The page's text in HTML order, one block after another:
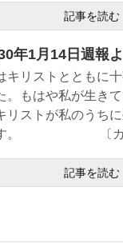
記事を読む
年1月14日週報
リストとともに
。もはや私が生き
リストが私のうち
す。 〔ガ
記事を読む